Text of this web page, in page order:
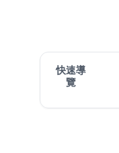
快速導
覽